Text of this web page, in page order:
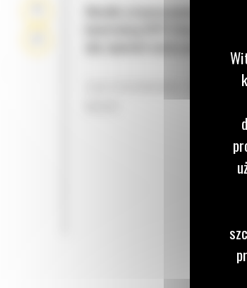
Wozidło sztywnoramowe z
konstrukcją ROPS firmy Cat®
aby zapewnić wyższy poziom
ZASTOSOWANIA